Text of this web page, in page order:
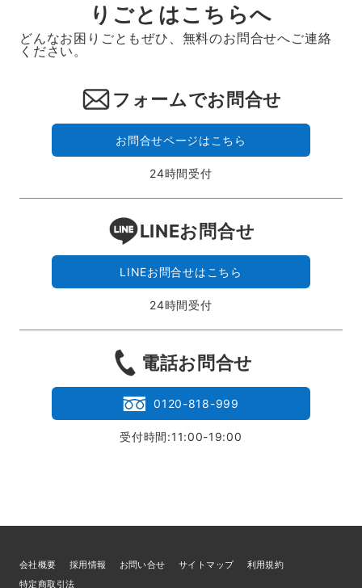
りごとはこちらへ
どんなお困りごともぜひ、無料のお問合せへご連絡
ください。
フォームでお問合せ
お問合せページはこちら
24時間受付
LINEお問合せ
LINEお問合せはこちら
24時間受付
電話お問合せ
0120-818-999
受付時間:11:00-19:00
会社概要 採用情報 お問い合せ サイトマップ
利用規約
特定商取引法